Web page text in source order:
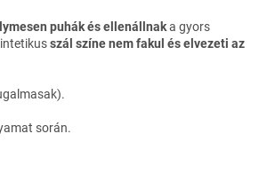
puhák és ellenállnaka gyors
szál színe nem fakul és elvezeti az
során.